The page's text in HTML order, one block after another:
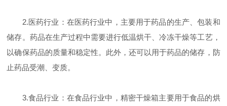
2.医药行业：在医药行业中，主要用于药品的生产、包装和
储存。药品在生产过程中需要进行低温烘干、冷冻干燥等工艺，
以确保药品的质量和稳定性。此外，还可以用于药品的储存，防
止药品受潮、变质。
3.食品行业：在食品行业中，精密干燥箱主要用于食品的烘